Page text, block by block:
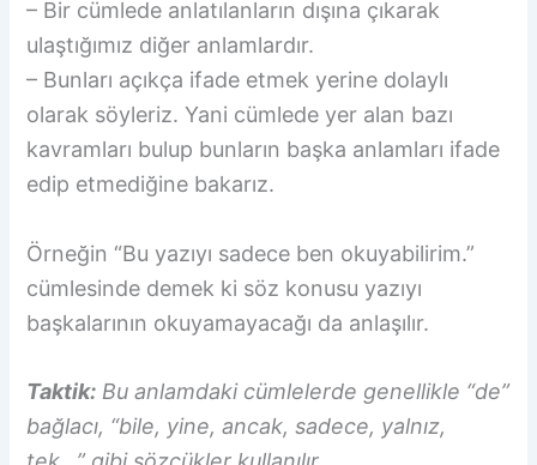
– Bir cümlede anlatılanların dışına çıkarak
ulaştığımız diğer anlamlardır.
– Bunları açıkça ifade etmek yerine dolaylı
olarak söyleriz. Yani cümlede yer alan bazı
kavramları bulup bunların başka anlamları ifade
edip etmediğine bakarız.
Örneğin “Bu yazıyı sadece ben okuyabilirim.”
cümlesinde demek ki söz konusu yazıyı
başkalarının okuyamayacağı da anlaşılır.
Taktik: Bu anlamdaki cümlelerde genellikle “de”
bağlacı, “bile, yine, ancak, sadece, yalnız,